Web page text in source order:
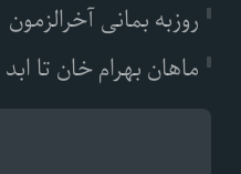
روزبه بمانی آخرالزمون
ماهان بهرام خان تا ابد